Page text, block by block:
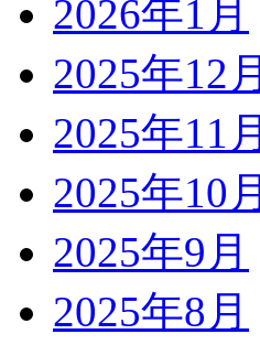
2026年1月
2025年12月
2025年11月
2025年10月
2025年9月
2025年8月